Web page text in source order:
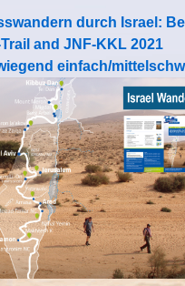
durch Israel:
Trail and JNF-KKL 2021
einfach/